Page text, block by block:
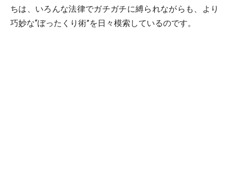
ちは、いろんな法律でガチガチに縛られながらも、より
巧妙な“ぼったくり術”を日々模索しているのです。